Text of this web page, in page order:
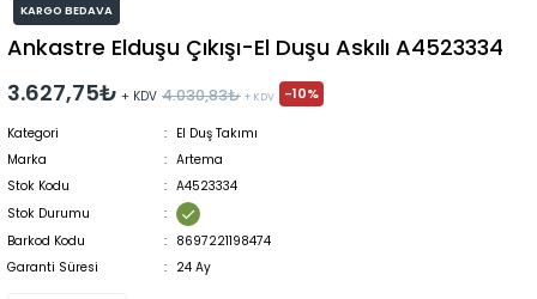
KARGO BEDAVA
Ankastre Elduşu Çıkışı-El Duşu Askılı A4523334
3.627,75₺ + KDV 4.030,83₺ + KDV -10%
Kategori
El Duş Takımı
Marka
Artema
Stok Kodu
A4523334
Stok Durumu
Barkod Kodu
8697221198474
Garanti Süresi
24 Ay